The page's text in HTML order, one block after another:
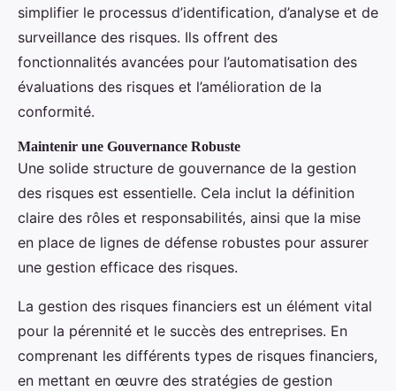
simplifier le processus d’identification, d’analyse et de
surveillance des risques. Ils offrent des
fonctionnalités avancées pour l’automatisation des
évaluations des risques et l’amélioration de la
conformité.
Maintenir une Gouvernance Robuste
Une solide structure de gouvernance de la gestion
des risques est essentielle. Cela inclut la définition
claire des rôles et responsabilités, ainsi que la mise
en place de lignes de défense robustes pour assurer
une gestion efficace des risques.
La gestion des risques financiers est un élément vital
pour la pérennité et le succès des entreprises. En
comprenant les différents types de risques financiers,
en mettant en œuvre des stratégies de gestion